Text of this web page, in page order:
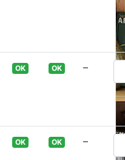
OK OK –
OK OK –